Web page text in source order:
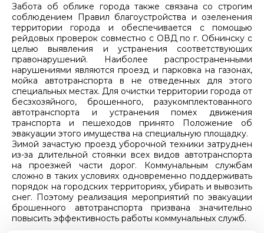
Забота об облике города также связана со строгим
соблюдением Правил благоустройства и озеленения
территории города и обеспечивается с помощью
рейдовых проверок совместно с ОВД по г. Обнинску с
целью выявления и устранения соответствующих
правонарушений. Наиболее распространенными
нарушениями являются проезд и парковка на газонах,
мойка автотранспорта в не отведенных для этого
специальных местах. Для очистки территории города от
бесзхозяйного, брошенного, разукомплектованного
автотранспорта и устранения помех движения
транспорта и пешеходов принято Положение об
эвакуации этого имущества на специальную площадку.
Зимой зачастую проезд уборочной техники затруднен
из-за длительной стоянки всех видов автотранспорта
на проезжей части дорог. Коммунальным службам
сложно в таких условиях одновременно поддерживать
порядок на городских территориях, убирать и вывозить
снег. Поэтому реализация мероприятий по эвакуации
брошенного автотранспорта призвана значительно
повысить эффективность работы коммунальных служб.